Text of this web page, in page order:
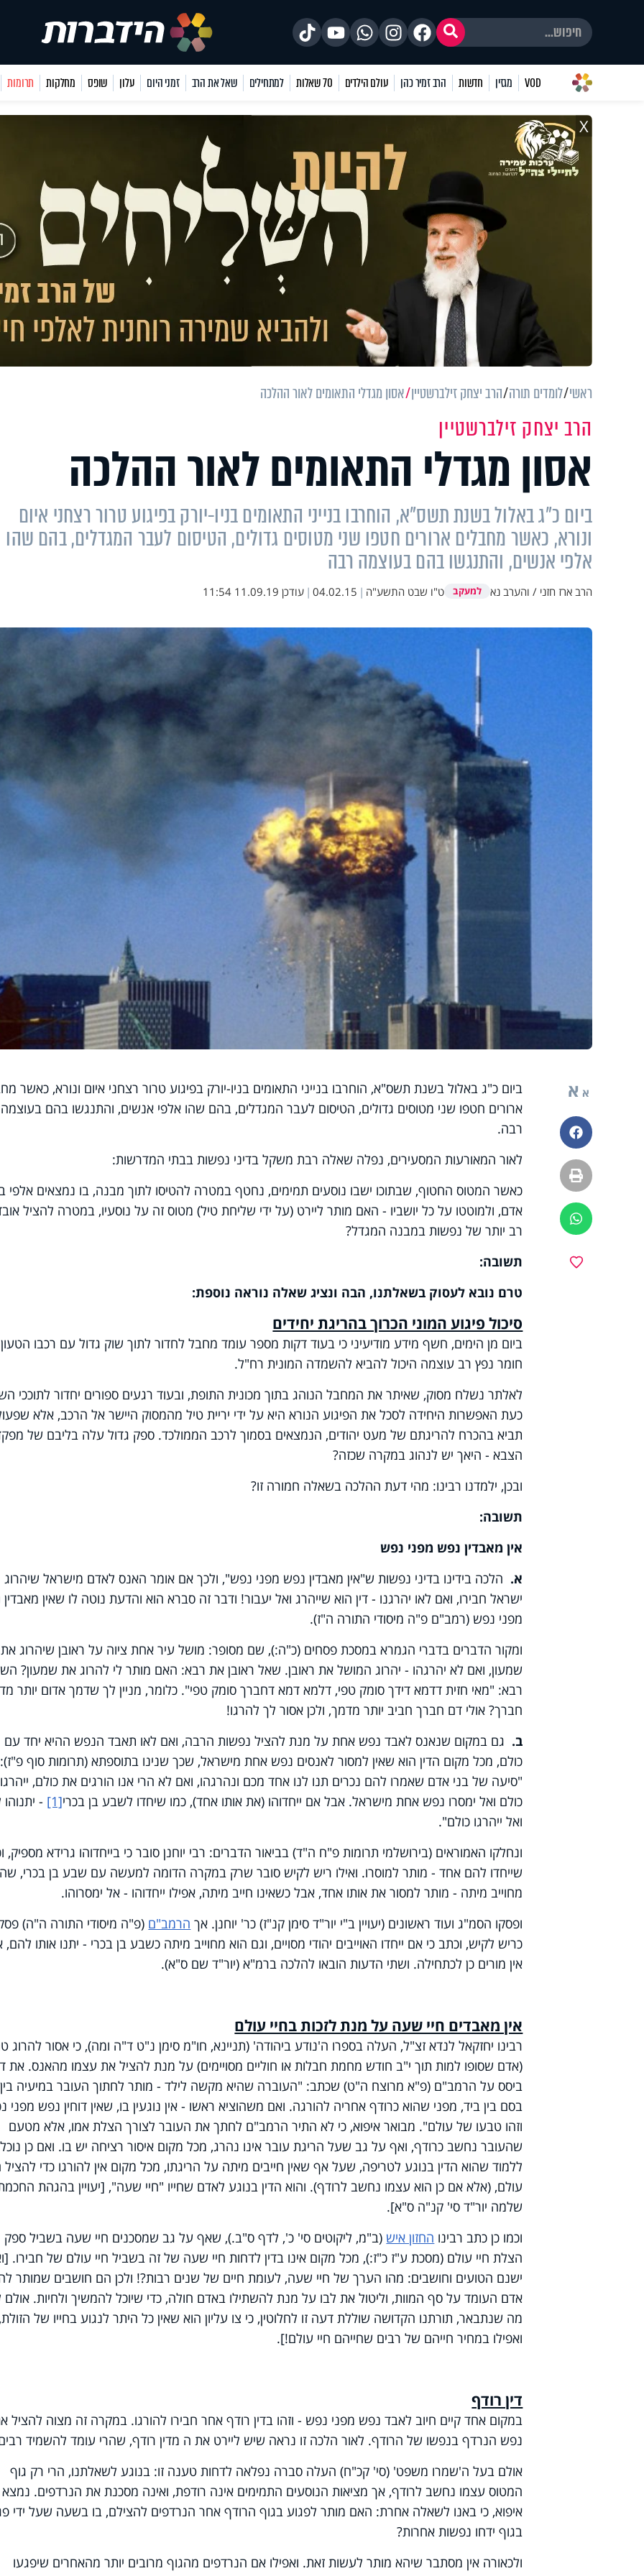
VOD מגזין חדשות הרב זמיר כהן עולם הילדים 70 שאלות למתחילים שאל את הרב זמני היום עלון שופס מחלקות תרומות
X
ראשי לומדים תורה הרב יצחק זילברשטיין אסון מגדלי התאומים לאור ההלכה
הרב יצחק זילברשטיין
אסון מגדלי התאומים לאור ההלכה
ביום כ"ג באלול בשנת תשס"א, הוחרבו בנייני התאומים בניו-יורק בפיגוע טרור רצחני איום
ונורא, כאשר מחבלים ארורים חטפו שני מטוסים גדולים, הטיסום לעבר המגדלים, בהם שהו
אלפי אנשים, והתנגשו בהם בעוצמה רבה
הרב ארז חזני / והערב נא למעקב ט"ו שבט התשע"ה |
04.02.15
| עודכן 11.09.19 11:54
א א
פייסבוק
הדפסה
ווטסאפ
ביום כ"ג באלול בשנת תשס"א, הוחרבו בנייני התאומים בניו-יורק בפיגוע טרור רצחני איום ונורא, כאשר
ארורים חטפו שני מטוסים גדולים, הטיסום לעבר המגדלים, בהם שהו אלפי אנשים, והתנגשו בהם בעוצמה
רבה.
לאור המאורעות המסעירים, נפלה שאלה רבת משקל בדיני נפשות בבתי המדרשות:
כאשר המטוס החטוף, שבתוכו ישבו נוסעים תמימים, נחטף במטרה להטיסו לתוך מבנה, בו נמצאים אלפי
אדם, ולמוטטו על כל יושביו - האם מותר ליירט (על ידי שליחת טיל) מטוס זה על נוסעיו, במטרה להציל
רב יותר של נפשות במבנה המגדל?
תשובה:
טרם נובא לעסוק בשאלתנו, הבה ונציג שאלה נוראה נוספת:
סיכול פיגוע המוני הכרוך בהריגת יחידים
ביום מן הימים, חשף מידע מודיעיני כי בעוד דקות מספר עומד מחבל לחדור לתוך שוק גדול עם רכבו הטעון
חומר נפץ רב עוצמה היכול להביא להשמדה המונית רח"ל.
לאלתר נשלח מסוק, שאיתר את המחבל הנוהג בתוך מכונית התופת, ובעוד רגעים ספורים יחדור לתוככי
כעת האפשרות היחידה לסכל את הפיגוע הנורא היא על ידי יריית טיל מהמסוק היישר אל הרכב, אלא
תביא בהכרח להריגתם של מעט יהודים, הנמצאים בסמוך לרכב הממולכד. ספק גדול עלה בליבם של
הצבא - היאך יש לנהוג במקרה שכזה?
ובכן, ילמדנו רבינו: מהי דעת ההלכה בשאלה חמורה זו?
תשובה:
אין מאבדין נפש מפני נפש
א. הלכה בידינו בדיני נפשות ש"אין מאבדין נפש מפני נפש", ולכך אם אומר האנס לאדם מישראל שיהרוג
ישראל חבירו, ואם לאו יהרגנו - דין הוא שייהרג ואל יעבור! ודבר זה סברא הוא והדעת נוטה לו שאין
מפני נפש (רמב"ם פ"ה מיסודי התורה ה"ז).
ומקור הדברים בדברי הגמרא במסכת פסחים (כ"ה:), שם מסופר: מושל עיר אחת ציוה על ראובן שיהרוג את
שמעון, ואם לא יהרגהו - יהרוג המושל את ראובן. שאל ראובן את רבא: האם מותר לי להרוג את שמעון?
רבא: "מאי חזית דדמא דידך סומק טפי, דלמא דמא דחברך סומק טפי". כלומר, מניין לך שדמך אדום יותר
חברך? אולי דם חברך חביב יותר מדמך, ולכן אסור לך להרגו!
ב. גם במקום שנאנס לאבד נפש אחת על מנת להציל נפשות הרבה, ואם לאו תאבד הנפש ההיא יחד עם
כולם, מכל מקום הדין הוא שאין למסור לאנסים נפש אחת מישראל, שכך שנינו בתוספתא (תרומות סוף פ"ז):
"סיעה של בני אדם שאמרו להם נכרים תנו לנו אחד מכם ונהרגהו, ואם לא הרי אנו הורגים את כולם, ייהרגו
כולם ואל ימסרו נפש אחת מישראל. אבל אם ייחדוהו (את אותו אחד), כמו שיחדו לשבע בן בכרי[1]
-
ואל ייהרגו כולם".
ונחלקו האמוראים (בירושלמי תרומות פ"ח ה"ד) בביאור הדברים: רבי יוחנן סובר כי בייחדוהו גרידא מספיק,
שייחדו להם אחד - מותר למוסרו. ואילו ריש לקיש סובר שרק במקרה הדומה למעשה עם שבע בן בכרי,
מחוייב מיתה - מותר למסור את אותו אחד, אבל כשאינו חייב מיתה, אפילו ייחדוהו - אל ימסרוהו.
ופסקו הסמ"ג ועוד ראשונים (יעויין ב"י יור"ד סימן קנ"ז) כר' יוחנן. אך הרמב"ם (פ"ה מיסודי התורה ה"ה)
כריש לקיש, וכתב כי אם ייחדו האוייבים יהודי מסויים, וגם הוא מחוייב מיתה כשבע בן בכרי - יתנו אותו להם,
אין מורים כן לכתחילה. ושתי הדעות הובאו להלכה ברמ"א (יור"ד שם ס"א).
אין מאבדים חיי שעה על מנת לזכות בחיי עולם
רבינו יחזקאל לנדא זצ"ל, העלה בספרו ה'נודע ביהודה' (תניינא, חו"מ סימן נ"ט ד"ה ומה), כי אסור להרוג
(אדם שסופו למות תוך י"ב חודש מחמת חבלות או חוליים מסויימים) על מנת להציל את עצמו מהאנס. את
ביסס על הרמב"ם (פ"א מרוצח ה"ט) שכתב: "העוברה שהיא מקשה לילד - מותר לחתוך העובר במיעיה בין
בסם בין ביד, מפני שהוא כרודף אחריה להורגה. ואם משהוציא ראשו - אין נוגעין בו, שאין דוחין נפש מפני
וזהו טבעו של עולם". מבואר איפוא, כי לא התיר הרמב"ם לחתך את העובר לצורך הצלת אמו, אלא מטעם
שהעובר נחשב כרודף, ואף על גב שעל הריגת עובר אינו נהרג, מכל מקום איסור רציחה יש בו. ואם כן נוכל
ללמוד שהוא הדין בנוגע לטריפה, שעל אף שאין חייבים מיתה על הריגתו, מכל מקום אין להורגו כדי להציל
עולם, (אלא אם כן הוא עצמו נחשב לרודף). והוא הדין בנוגע לאדם שחייו "חיי שעה", [יעויין בהגהת
שלמה יור"ד סי' קנ"ה ס"א].
וכמו כן כתב רבינו החזון איש (ב"מ, ליקוטים סי' כ', לדף ס"ב.), שאף על גב שמסכנים חיי שעה בשביל ספק
הצלת חיי עולם (מסכת ע"ז כ"ז:), מכל מקום אינו בדין לדחות חיי שעה של זה בשביל חיי עולם של חבירו.
ישנם הטועים וחושבים: מהו הערך של חיי שעה, לעומת חיים של שנים רבות?! ולכן הם חושבים שמותר
אדם העומד על סף המוות, וליטול את לבו על מנת להשתילו באדם חולה, כדי שיוכל להמשיך ולחיות. אולם
מה שנתבאר, תורתנו הקדושה שוללת דעה זו לחלוטין, כי צו עליון הוא שאין כל היתר לנגוע בחייו של הזולת,
ואפילו במחיר חייהם של רבים שחייהם חיי עולם!].
דין רודף
במקום אחד קיים חיוב לאבד נפש מפני נפש - וזהו בדין רודף אחר חבירו להורגו. במקרה זה מצוה להציל
נפש הנרדף בנפשו של הרודף. לאור הלכה זו נראה שיש ליירט את ה מדין רודף, שהרי עומד להשמיד
אולם בעל ה'שמרו משפט' (סי' קכ"ח) העלה סברה נפלאה לדחות טענה זו: בנוגע לשאלתנו, הרי רק גוף
המטוס עצמו נחשב לרודף, אך מציאות הנוסעים התמימים אינה רודפת, ואינה מסכנת את הנרדפים. נמצא
איפוא, כי באנו לשאלה אחרת: האם מותר לפגוע בגוף הרודף אחר הנרדפים להצילם, בו בשעה שעל ידי
בגוף ידחו נפשות אחרות?
ולכאורה אין מסתבר שיהא מותר לעשות זאת. ואפילו אם הנרדפים מהגוף מרובים יותר מהאחרים שיפגעו